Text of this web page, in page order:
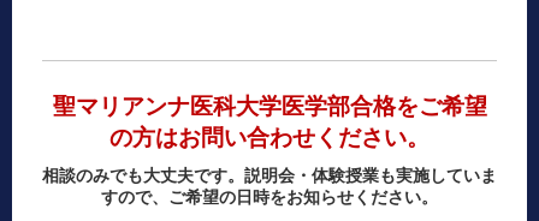
聖マリアンナ医科大学医学部合格をご希望
の方はお問い合わせください。
相談のみでも大丈夫です。説明会・体験授業も実施していま
すので、ご希望の日時をお知らせください。